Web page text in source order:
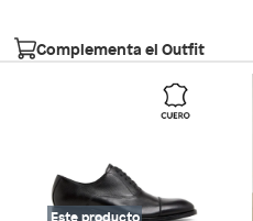
Horma
Sin embargo, tenemos categorías
diferentes, otras con restricciones
devolver ni cambiar. Conoce
48 horas: cemento, mezclas
Complementa el Outfit
Este producto